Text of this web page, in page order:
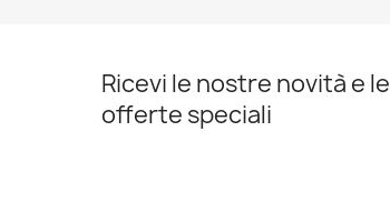
Ricevi le nostre novità e le
offerte speciali